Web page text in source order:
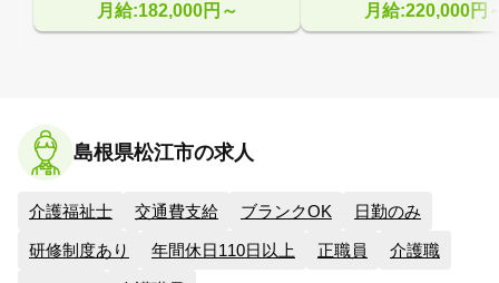
月給:182,000円～ 月給:220,000円
島根県松江市の求人
介護福祉士 交通費支給 ブランクOK 日勤のみ
研修制度あり 年間休日110日以上 正職員 介護職